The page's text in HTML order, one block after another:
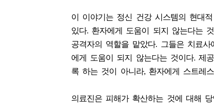
이 이야기는 정신 건강 시스템의 현대
있다. 환자에게 도움이 되지 않는다는
공격자의 역할을 맡았다. 그들은 치료
에게 도움이 되지 않는다는 것이다. 제
록 하는 것이 아니라, 환자에게 스트레
의료진은 피해가 확산하는 것에 대해